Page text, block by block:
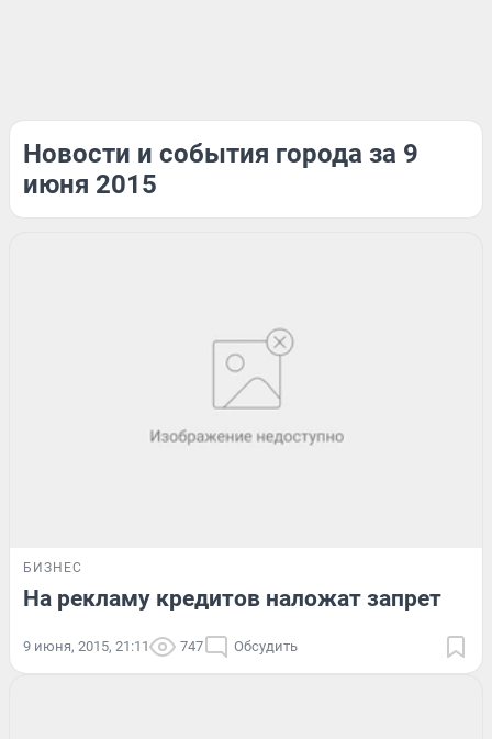
Новости и события города за 9
июня 2015
БИЗНЕС
На рекламу кредитов наложат запрет
9 июня, 2015, 21:11 747 Обсудить